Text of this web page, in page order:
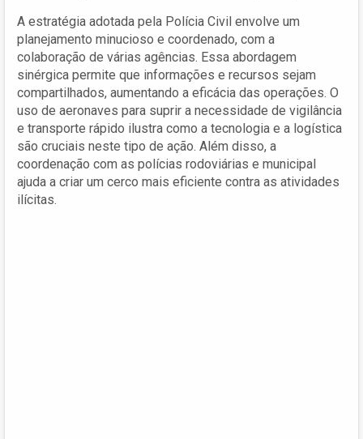
A estratégia adotada pela Polícia Civil envolve um
planejamento minucioso e coordenado, com a
colaboração de várias agências. Essa abordagem
sinérgica permite que informações e recursos sejam
compartilhados, aumentando a eficácia das operações. O
uso de aeronaves para suprir a necessidade de vigilância
e transporte rápido ilustra como a tecnologia e a logística
são cruciais neste tipo de ação. Além disso, a
coordenação com as polícias rodoviárias e municipal
ajuda a criar um cerco mais eficiente contra as atividades
ilícitas.